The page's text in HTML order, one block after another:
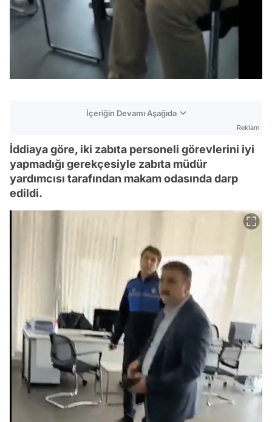
İçeriğin Devamı Aşağıda
Reklam
İddiaya göre, iki zabıta personeli görevlerini iyi
yapmadığı gerekçesiyle zabıta müdür
yardımcısı tarafından makam odasında darp
edildi.